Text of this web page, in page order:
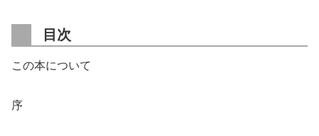
目次
この本について
序